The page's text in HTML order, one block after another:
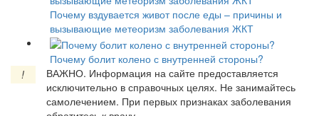
Почему вздувается живот после еды – причины и
вызывающие метеоризм заболевания ЖКТ
Почему болит колено с внутренней стороны?
!
ВАЖНО. Информация на сайте предоставляется
исключительно в справочных целях. Не занимайтесь
самолечением. При первых признаках заболевания